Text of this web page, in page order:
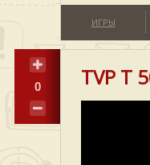
ИГРЫ
0 TVP T